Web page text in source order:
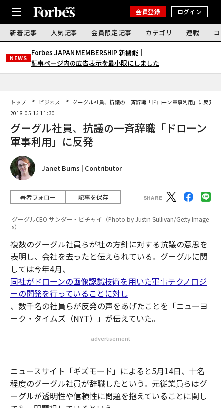
会員登録 ログイン
新着記事 人気記事 会員限定記事 カテゴリ 連載
NEWS
Forbes JAPAN MEMBERSHIP 新機能｜
記事ページ内の広告表示を最小限にしました
トップ ビジネス
グーグル社員、抗議の一斉辞職「ドローン軍事利用」に反発
2018.05.15 11:30
グーグル社員、抗議の一斉辞職「ドローン
軍事利用」に反発
Janet Burns | Contributor
著者フォロー 記事を保存
グーグルCEO サンダー・ピチャイ（Photo by Justin Sullivan/Getty Image
s）
複数のグーグル社員らが社の方針に対する抗議の意思を
表明し、会社を去ったと伝えられている。グーグルに関
しては今年4月、
同社がドローンの画像認識技術を用いた軍事テクノロジ
ーの開発を行っていることに対し
、数千名の社員らが反発の声をあげたことを「ニューヨ
ーク・タイムズ（NYT）」が伝えていた。
advertisement
ニュースサイト「ギズモード」によると5月14日、十名
程度のグーグル社員が辞職したという。元従業員らはグ
ーグルが透明性や信頼性に問題を抱えていることに関し